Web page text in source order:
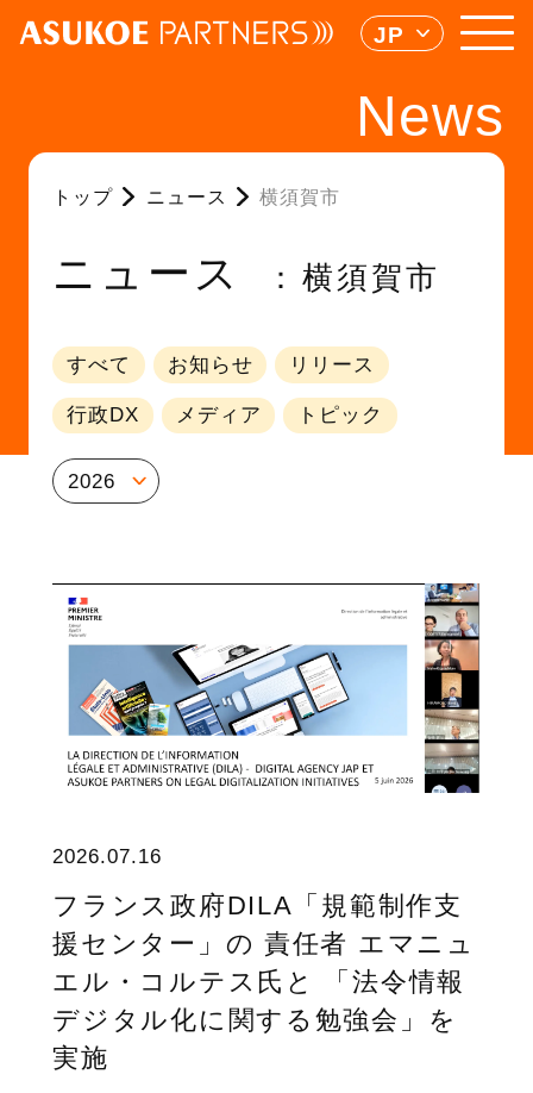
JP
News
トップ ニュース 横須賀市
ニュース 横須賀市
すべて お知らせ リリース
行政DX メディア トピック
2026
2026.07.16
フランス政府DILA「規範制作支
援センター」の 責任者 エマニュ
エル・コルテス氏と 「法令情報
デジタル化に関する勉強会」を
実施